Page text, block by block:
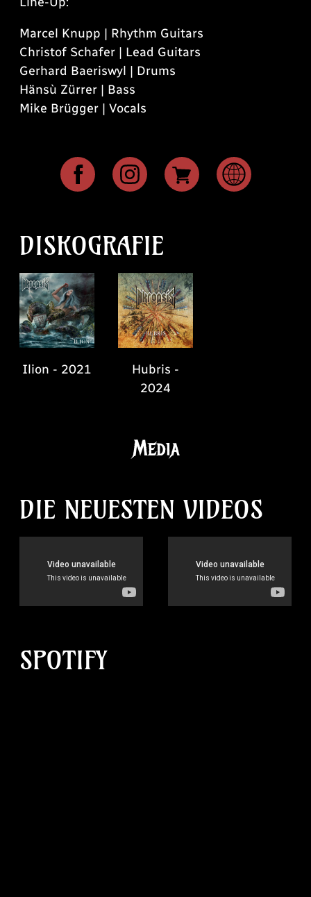
Marcel Knupp | Rhythm Guitars
Christof Schafer | Lead Guitars
Gerhard Baeriswyl | Drums
Hänsù Zürrer | Bass
Mike Brügger | Vocals
DISKOGRAFIE
Ilion - 2021
Hubris -
2024
Media
DIE NEUESTEN VIDEOS
SPOTIFY